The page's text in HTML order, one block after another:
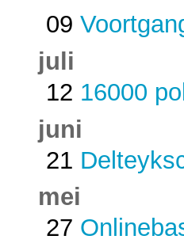
09
juli
12 16000
juni
21
mei
27